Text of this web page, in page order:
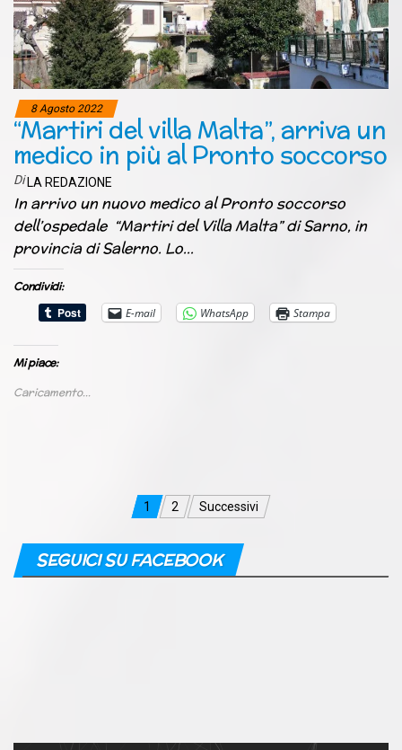
8 Agosto 2022
“Martiri del villa Malta”, arriva un
medico in più al Pronto soccorso
Di LA REDAZIONE
In arrivo un nuovo medico al Pronto soccorso
dell’ospedale “Martiri del Villa Malta” di Sarno, in
provincia di Salerno. Lo…
Condividi:
E-mail
WhatsApp Stampa
Mi piace:
Caricamento...
Navigazione
articoli
1 2 Successivi
SEGUICI SU FACEBOOK